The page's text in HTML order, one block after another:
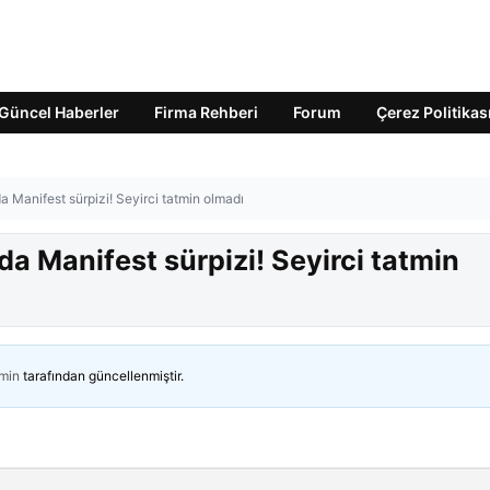
Haberler Firma Rehberi Forum Çerez
Manifest sürpizi! Seyirci tatmin olmadı
Manifest sürpizi! Seyirci tatmin
tarafından güncellenmiştir.